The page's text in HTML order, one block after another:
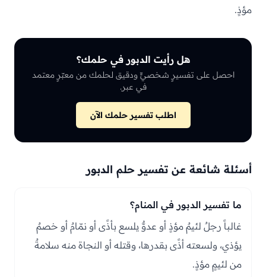
مؤذٍ.
هل رأيت الدبور في حلمك؟
احصل على تفسيرٍ شخصيٍّ ودقيق لحلمك من معبّرٍ معتمد
في عبر.
اطلب تفسير حلمك الآن
أسئلة شائعة عن تفسير حلم الدبور
ما تفسير الدبور في المنام؟
غالباً رجلٌ لئيمٌ مؤذٍ أو عدوٌّ يلسع بأذًى أو نمّامٌ أو خصمٌ
يؤذي، ولسعته أذًى بقدرها، وقتله أو النجاة منه سلامةٌ
من لئيمٍ مؤذٍ.